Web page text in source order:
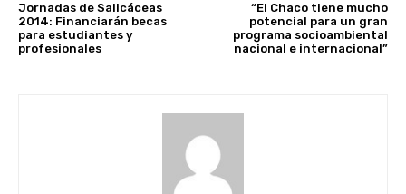
Jornadas de Salicáceas
2014: Financiarán becas
para estudiantes y
profesionales
“El Chaco tiene mucho
potencial para un gran
programa socioambiental
nacional e internacional”